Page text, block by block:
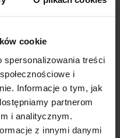
cookie
treści
i
Informacje o tym, jak
partnerom
i analitycznym.
z innymi danymi
zapakowane
dla pracowników.